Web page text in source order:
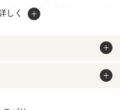
異なって見える場合がございま
しく